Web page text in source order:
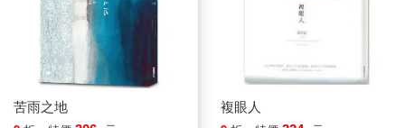
苦雨之地 複眼人